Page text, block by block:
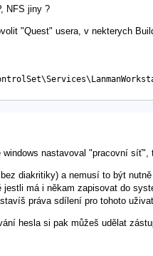
NFS jiny ?
"Quest" usera, v nekterych
nastavoval "pracovní
diakritiky) a nemusí to být
má i někam zapisovat do
práva sdílení pro tohoto
hesla si pak můžeš udělat